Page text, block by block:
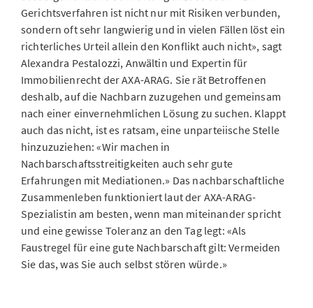
Gerichtsverfahren ist nicht nur mit Risiken verbunden,
sondern oft sehr langwierig und in vielen Fällen löst ein
richterliches Urteil allein den Konflikt auch nicht», sagt
Alexandra Pestalozzi, Anwältin und Expertin für
Immobilienrecht der AXA-ARAG. Sie rät Betroffenen
deshalb, auf die Nachbarn zuzugehen und gemeinsam
nach einer einvernehmlichen Lösung zu suchen. Klappt
auch das nicht, ist es ratsam, eine unparteiische Stelle
hinzuzuziehen: «Wir machen in
Nachbarschaftsstreitigkeiten auch sehr gute
Erfahrungen mit Mediationen.» Das nachbarschaftliche
Zusammenleben funktioniert laut der AXA-ARAG-
Spezialistin am besten, wenn man miteinander spricht
und eine gewisse Toleranz an den Tag legt: «Als
Faustregel für eine gute Nachbarschaft gilt: Vermeiden
Sie das, was Sie auch selbst stören würde.»